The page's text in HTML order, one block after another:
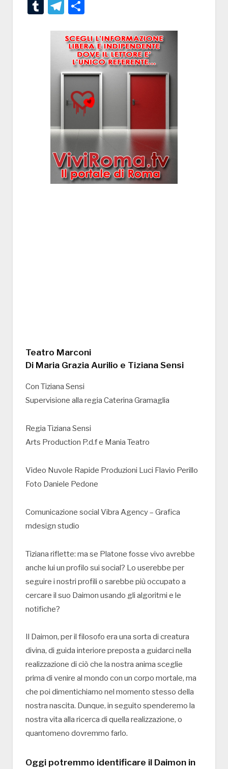
TumblrTelegram
Teatro Marconi
Di Maria Grazia Aurilio e Tiziana Sensi
Con Tiziana Sensi
Supervisione alla regia Caterina Gramaglia
Regia Tiziana Sensi
Arts Production P.d.f e Mania Teatro
Video Nuvole Rapide Produzioni Luci Flavio Perillo
Foto Daniele Pedone
Comunicazione social Vibra Agency – Grafica
mdesign studio
Tiziana riflette: ma se Platone fosse vivo avrebbe
anche lui un profilo sui social? Lo userebbe per
seguire i nostri profili o sarebbe più occupato a
cercare il suo Daimon usando gli algoritmi e le
notifiche?
Il Daimon, per il filosofo era una sorta di creatura
divina, di guida interiore preposta a guidarci nella
realizzazione di ciò che la nostra anima sceglie
prima di venire al mondo con un corpo mortale, ma
che poi dimentichiamo nel momento stesso della
nostra nascita. Dunque, in seguito spenderemo la
nostra vita alla ricerca di quella realizzazione, o
quantomeno dovremmo farlo.
Oggi potremmo identificare il Daimon in